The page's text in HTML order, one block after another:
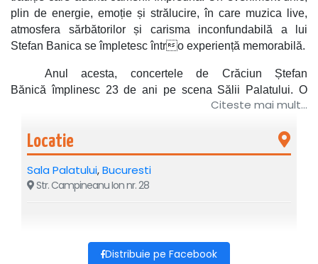
plin de energie, emoție și strălucire, în care muzica live,
atmosfera sărbătorilor și carisma inconfundabilă a lui
Stefan Banica se împletesc întro experiență memorabilă.
Anul acesta, concertele de Crăciun Ștefan
Bănică împlinesc 23 de ani pe scena Sălii Palatului. O
performanță unică a unui artist român,care a devenit
Un spectacol care ridică sala în picioare și
transformă fiecare seară într-o adevărată sărbătoare.
Asigurăți locul acum și trăiește magia celui mai
Muzică live, decoruri de poveste, lumini
Citeste mai mult...
Locatie
Sala Palatului,Bucuresti
Str. Campineanu Ion nr. 28
Distribuie pe Facebook